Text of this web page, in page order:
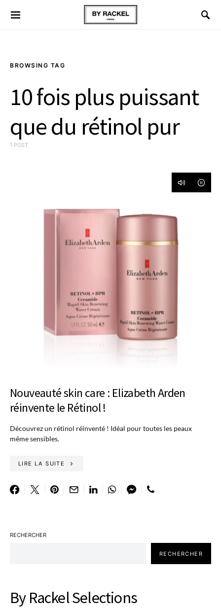
BROWSING TAG
10 fois plus puissant
que du rétinol pur
1 POST
Nouveauté skin care : Elizabeth Arden
réinvente le Rétinol !
Découvrez un rétinol réinventé ! Idéal pour toutes les peaux
même sensibles.
LIRE LA SUITE
RECHERCHER
RECHERCHER
By Rackel Selections